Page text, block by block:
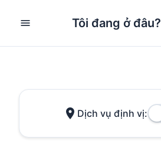
menu Tôi đang ở đâu?
location_on Dịch vụ định vị: